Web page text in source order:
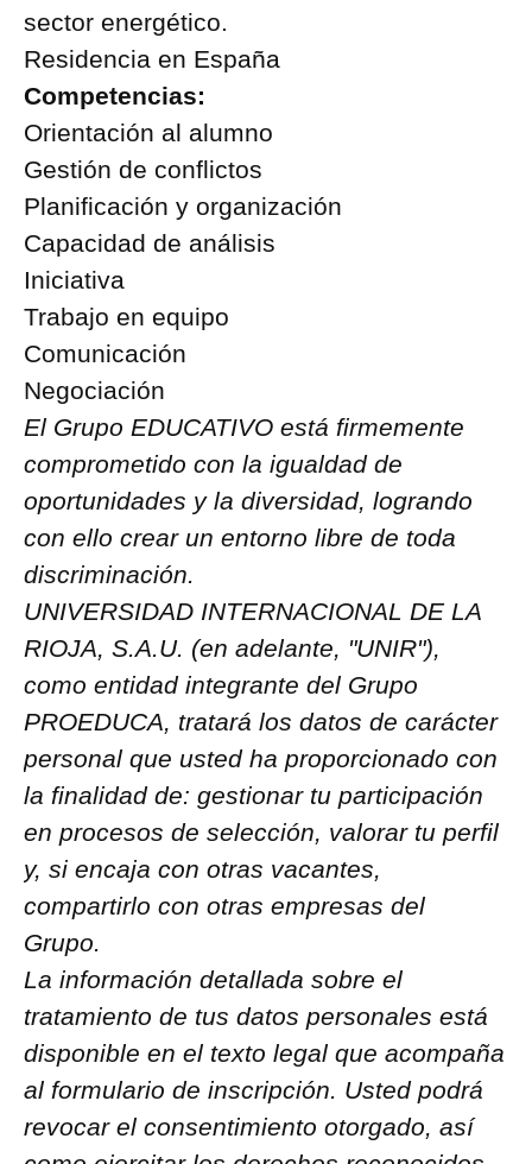
sector energético.
Residencia en España
Competencias:
Orientación al alumno
Gestión de conflictos
Planificación y organización
Capacidad de análisis
Iniciativa
Trabajo en equipo
Comunicación
Negociación
El Grupo EDUCATIVO está firmemente
comprometido con la igualdad de
oportunidades y la diversidad, logrando
con ello crear un entorno libre de toda
discriminación.
UNIVERSIDAD INTERNACIONAL DE LA
RIOJA, S.A.U. (en adelante, "UNIR"),
como entidad integrante del Grupo
PROEDUCA, tratará los datos de carácter
personal que usted ha proporcionado con
la finalidad de: gestionar tu participación
en procesos de selección, valorar tu perfil
y, si encaja con otras vacantes,
compartirlo con otras empresas del
Grupo.
La información detallada sobre el
tratamiento de tus datos personales está
disponible en el texto legal que acompaña
al formulario de inscripción. Usted podrá
revocar el consentimiento otorgado, así